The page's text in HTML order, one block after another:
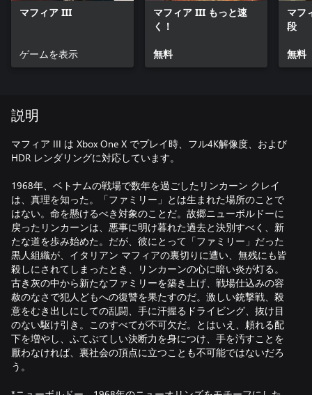
マフィア III
ゲームを表示
マフィア III もっと速
く！
無料
マフ
段
無料
説明
マフィア III は Xbox One X でプレイ時、フル4K解像度、および
HDR レンダリングに対応しています。
1968年、ベトナムの戦場で数年を過ごしたリンカーン クレイ
は、真理を知った。「ファミリー」とは生まれた場所のことで
はない。命を懸けるべき対象のことだ。故郷ニューボルドーに
戻ったリンカーンは、悪事に明け暮れた過去と決別すべく、新
たな道を歩み始めた。だが、彼にとって「ファミリー」だった
黒人組織が、イタリアン マフィアの裏切りに遭い、無残にも皆
殺しにされてしまったとき、リンカーンの心に暗い炎が灯る。
古き灰の中から新たなファミリーを築き上げ、戦場仕込みの容
赦のなさで犯人どもへの復讐を果たすのだ。激しい銃撃戦、殺
意をむき出しにしての乱闘、手に汗握るドライビング、抜け目
のない駆け引き。このすべてが不可欠だ。とはいえ、頼れる配
下を増やし、ふてぶてしい決断力を身につけ、手を汚すことを
厭わなければ、裏社会の頂点に立つことも不可能ではないだろ
う。